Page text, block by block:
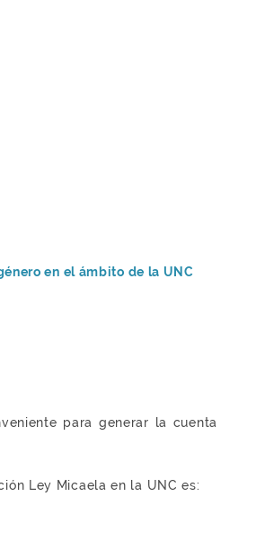
en el ámbito de la UNC
para generar la cuenta
Ley Micaela en la UNC es: